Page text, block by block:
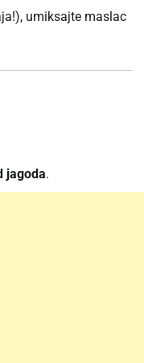
umiksajte maslac
jagoda.